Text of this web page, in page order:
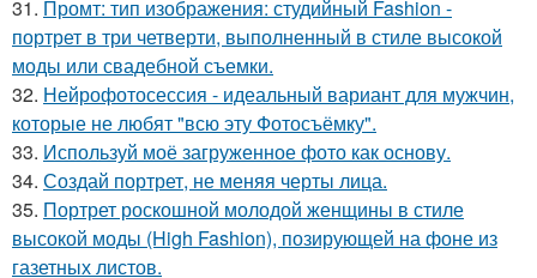
31. Промт: тип изображения: студийный Fashion -
портрет в три четверти, выполненный в стиле высокой
моды или свадебной съемки.
32. Нейрофотосессия - идеальный вариант для мужчин,
которые не любят "всю эту Фотосъёмку".
33. Используй моё загруженное фото как основу.
34. Создай портрет, не меняя черты лица.
35. Портрет роскошной молодой женщины в стиле
высокой моды (High Fashion), позирующей на фоне из
газетных листов.